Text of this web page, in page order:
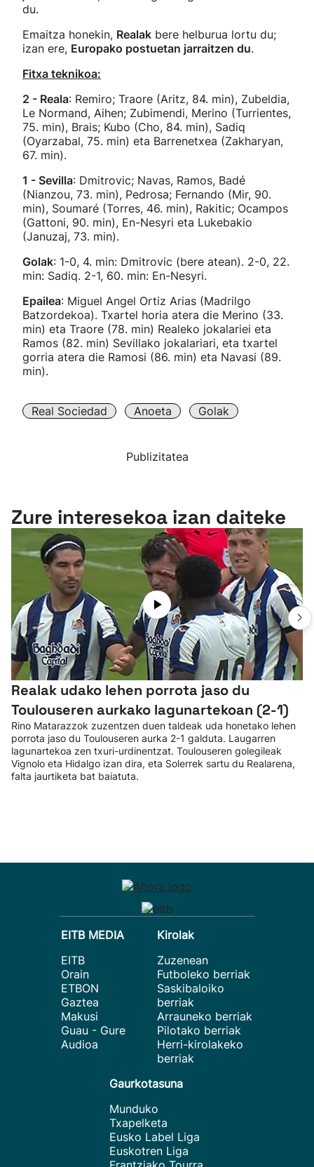
du.
Emaitza honekin, Realak bere helburua lortu du;
izan ere, Europako postuetan jarraitzen du.
Fitxa teknikoa:
2 - Reala: Remiro; Traore (Aritz, 84. min), Zubeldia,
Le Normand, Aihen; Zubimendi, Merino (Turrientes,
75. min), Brais; Kubo (Cho, 84. min), Sadiq
(Oyarzabal, 75. min) eta Barrenetxea (Zakharyan,
67. min).
1 - Sevilla: Dmitrovic; Navas, Ramos, Badé
(Nianzou, 73. min), Pedrosa; Fernando (Mir, 90.
min), Soumaré (Torres, 46. min), Rakitic; Ocampos
(Gattoni, 90. min), En-Nesyri eta Lukebakio
(Januzaj, 73. min).
Golak: 1-0, 4. min: Dmitrovic (bere atean). 2-0, 22.
min: Sadiq. 2-1, 60. min: En-Nesyri.
Epailea: Miguel Angel Ortiz Arias (Madrilgo
Batzordekoa). Txartel horia atera die Merino (33.
min) eta Traore (78. min) Realeko jokalariei eta
Ramos (82. min) Sevillako jokalariari, eta txartel
gorria atera die Ramosi (86. min) eta Navasi (89.
min).
Real Sociedad Anoeta Golak
Publizitatea
Zure interesekoa izan daiteke
Realak udako lehen porrota jaso du
Toulouseren aurkako lagunartekoan (2-1)
Rino Matarazzok zuzentzen duen taldeak uda honetako lehen
porrota jaso du Toulouseren aurka 2-1 galduta. Laugarren
lagunartekoa zen txuri-urdinentzat. Toulouseren golegileak
Vignolo eta Hidalgo izan dira, eta Solerrek sartu du Realarena,
falta jaurtiketa bat baiatuta.
EITB MEDIA
EITB
Orain
ETBON
Gaztea
Makusi
Guau - Gure
Audioa
Kirolak
Zuzenean
Futboleko berriak
Saskibaloiko
berriak
Arrauneko berriak
Pilotako berriak
Herri-kirolakeko
berriak
Gaurkotasuna
Munduko
Txapelketa
Eusko Label Liga
Euskotren Liga